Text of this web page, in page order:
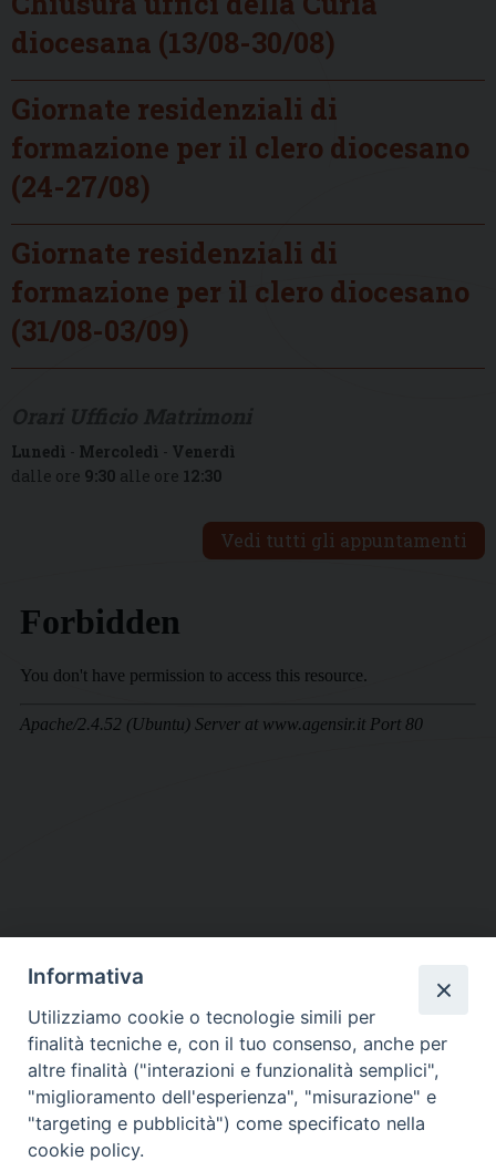
diocesana (13/08-30/08)
Giornate residenziali di
formazione per il clero diocesano
(24-27/08)
Giornate residenziali di
formazione per il clero diocesano
(31/08-03/09)
Lunedì - Mercoledì - Venerdì
dalle ore 9:30 alle ore 12:30
Vedi tutti gli appuntamenti
DIOCESI SUBURBICARIA DI ALBANO
Contatti:Tel.: 06.93268401 - Fax.: 06.9323844
E-mail:curia@diocesidialbano.it
Orari: dal Lunedì al Venerdì Ore: 9:00 - 13:00
Informativa
Utilizziamo cookie o tecnologie simili per
finalità tecniche e, con il tuo consenso, anche per
altre finalità ("interazioni e funzionalità semplici",
"miglioramento dell'esperienza", "misurazione" e
"targeting e pubblicità") come specificato nella
cookie policy.